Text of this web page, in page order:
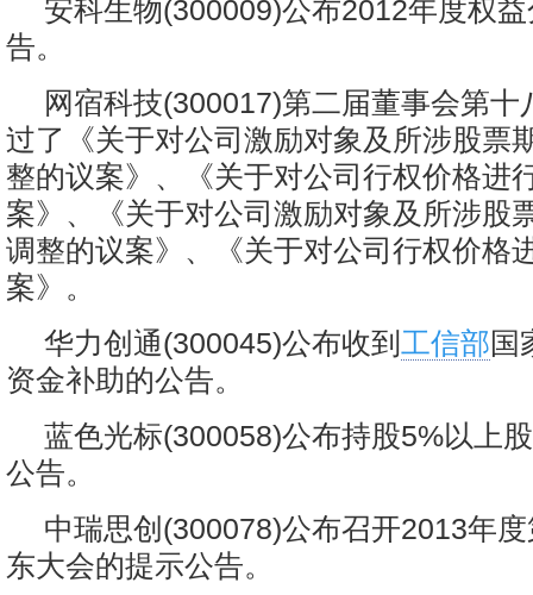
安科生物(300009)公布2012年度权
告。
网宿科技(300017)第二届董事会第十
过了《关于对公司激励对象及所涉股票
整的议案》、《关于对公司行权价格进
案》、《关于对公司激励对象及所涉股
调整的议案》、《关于对公司行权价格
案》。
华力创通(300045)公布收到 工信部国
资金补助的公告。
蓝色光标(300058)公布持股5%以上
公告。
中瑞思创(300078)公布召开2013年
东大会的提示公告。